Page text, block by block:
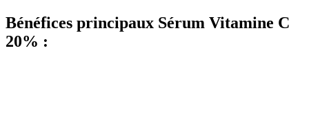
Bénéfices principaux Sérum Vitamine C
20% :